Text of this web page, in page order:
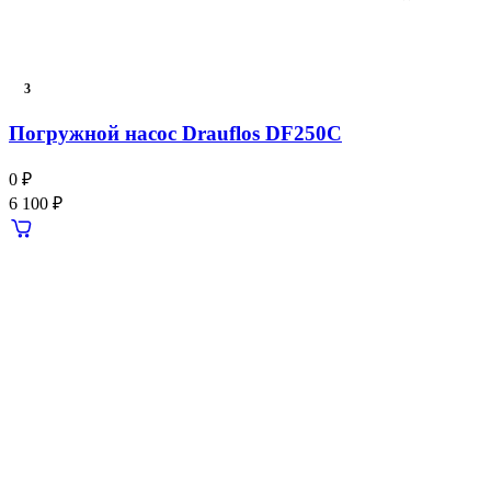
3
Погружной насос Drauflos DF250C
0 ₽
6 100 ₽